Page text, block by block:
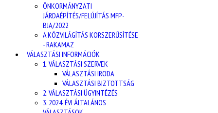
ÖNKORMÁNYZATI
JÁRDAÉPÍTÉS/FELÚJÍTÁS MFP-
BJA/2022
A KÖZVILÁGÍTÁS KORSZERŰSÍTÉSE
- RAKAMAZ
VÁLASZTÁSI INFORMÁCIÓK
1. VÁLASZTÁSI SZERVEK
VÁLASZTÁSI IRODA
VÁLASZTÁSI BIZTOTTSÁG
2. VÁLASZTÁSI ÜGYINTÉZÉS
3. 2024. ÉVI ÁLTALÁNOS